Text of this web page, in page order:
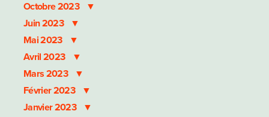
Octobre 2023
Juin 2023
Mai 2023
Avril 2023
Mars 2023
Février 2023
Janvier 2023